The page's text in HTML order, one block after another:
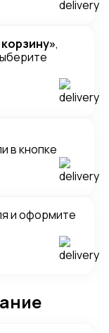
,
в кнопке
и оформите